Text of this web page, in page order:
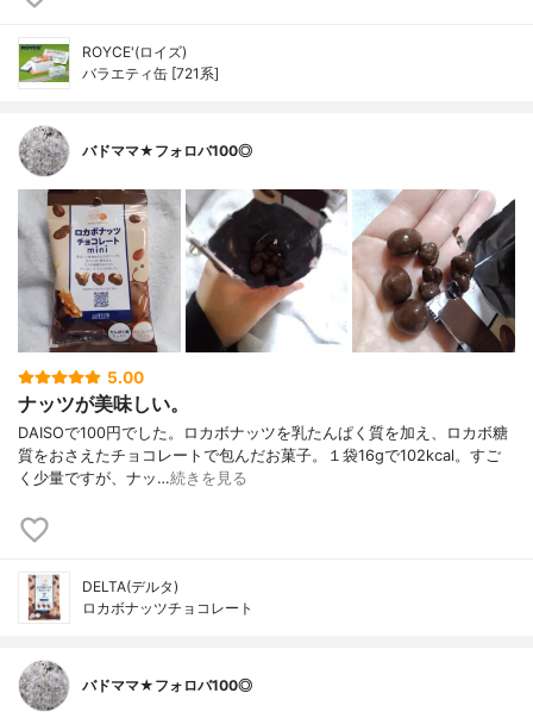
ROYCE'(ロイズ)
バラエティ缶 [721系]
バドママ★フォロバ100◎
5.00
ナッツが美味しい。
DAISOで100円でした。ロカボナッツを乳たんぱく質を加え、ロカボ糖
質をおさえたチョコレートで包んだお菓子。１袋16gで102kcal。すご
く少量ですが、ナッ…続きを見る
DELTA(デルタ)
ロカボナッツチョコレート
バドママ★フォロバ100◎